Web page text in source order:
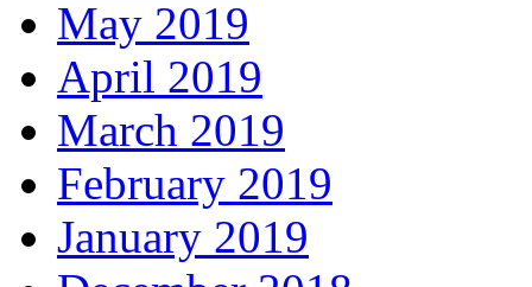
May 2019
April 2019
March 2019
February 2019
January 2019